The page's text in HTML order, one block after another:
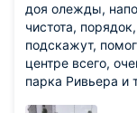
доя олежды,
чистота,
подскажут,
центре всего,
парка Ривьера и